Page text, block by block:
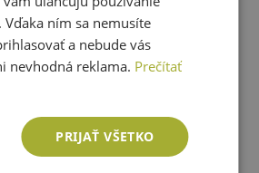
Vďaka ním sa nemusíte
a nebude vás
nevhodná reklama. Prečítať
PRIJAŤ VŠETKO